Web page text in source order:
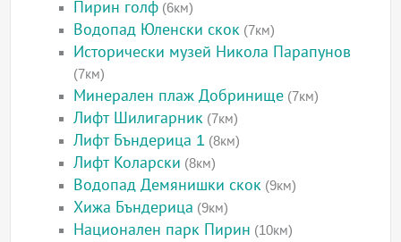
Пирин голф (6км)
Водопад Юленски скок (7км)
Исторически музей Никола Парапунов
(7км)
Минерален плаж Добринище (7км)
Лифт Шилигарник (7км)
Лифт Бъндерица 1 (8км)
Лифт Коларски (8км)
Водопад Демянишки скок (9км)
Хижа Бъндерица (9км)
Национален парк Пирин (10км)